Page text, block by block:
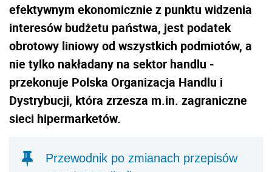
efektywnym ekonomicznie z punktu widzenia
interesów budżetu państwa, jest podatek
obrotowy liniowy od wszystkich podmiotów, a
nie tylko nakładany na sektor handlu -
przekonuje Polska Organizacja Handlu i
Dystrybucji, która zrzesza m.in. zagraniczne
sieci hipermarketów.
Przewodnik po zmianach przepisów